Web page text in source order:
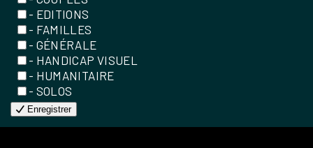
- EDITIONS
- FAMILLES
- GÉNÉRALE
- HANDICAP VISUEL
- HUMANITAIRE
- SOLOS
Enregistrer